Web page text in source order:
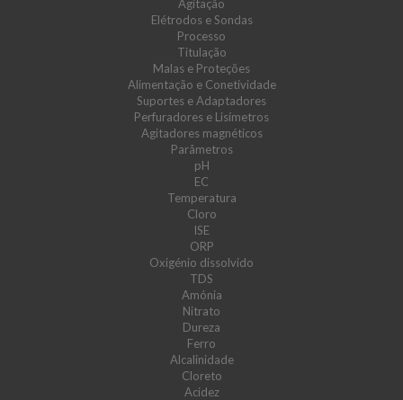
Agitação
Elétrodos e Sondas
Processo
Titulação
Malas e Proteções
Alimentação e Conetividade
Suportes e Adaptadores
Perfuradores e Lisímetros
Agitadores magnéticos
Parâmetros
pH
EC
Temperatura
Cloro
ISE
ORP
Oxigénio dissolvido
TDS
Amónia
Nitrato
Dureza
Ferro
Alcalinidade
Cloreto
Acidez